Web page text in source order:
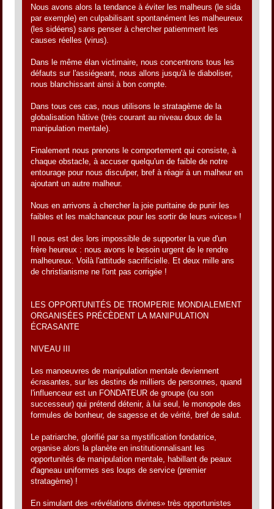
Nous avons alors la tendance à éviter les malheurs (le sida
par exemple) en culpabilisant spontanément les malheureux
(les sidéens) sans penser à chercher patiemment les
causes réelles (virus).
Dans le même élan victimaire, nous concentrons tous les
défauts sur l'assiégeant, nous allons jusqu'à le diaboliser,
nous blanchissant ainsi à bon compte.
Dans tous ces cas, nous utilisons le stratagème de la
globalisation hâtive (très courant au niveau doux de la
manipulation mentale).
Finalement nous prenons le comportement qui consiste, à
chaque obstacle, à accuser quelqu'un de faible de notre
entourage pour nous disculper, bref à réagir à un malheur en
ajoutant un autre malheur.
Nous en arrivons à chercher la joie puritaine de punir les
faibles et les malchanceux pour les sortir de leurs «vices» !
II nous est des lors impossible de supporter la vue d'un
frère heureux : nous avons le besoin urgent de le rendre
malheureux. Voilà l'attitude sacrificielle. Et deux mille ans
de christianisme ne l'ont pas corrigée !
LES OPPORTUNITÉS DE TROMPERIE MONDIALEMENT
ORGANISÉES PRÉCÈDENT LA MANIPULATION
ÉCRASANTE
NIVEAU III
Les manoeuvres de manipulation mentale deviennent
écrasantes, sur les destins de milliers de personnes, quand
l'influenceur est un FONDATEUR de groupe (ou son
successeur) qui prétend détenir, à lui seul, le monopole des
formules de bonheur, de sagesse et de vérité, bref de salut.
Le patriarche, glorifié par sa mystification fondatrice,
organise alors la planète en institutionnalisant les
opportunités de manipulation mentale, habillant de peaux
d'agneau uniformes ses loups de service (premier
stratagème) !
En simulant des «révélations divines» très opportunistes